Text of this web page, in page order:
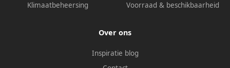
Klimaatbeheersing
Voorraad & beschikbaarheid
Over ons
Inspiratie blog